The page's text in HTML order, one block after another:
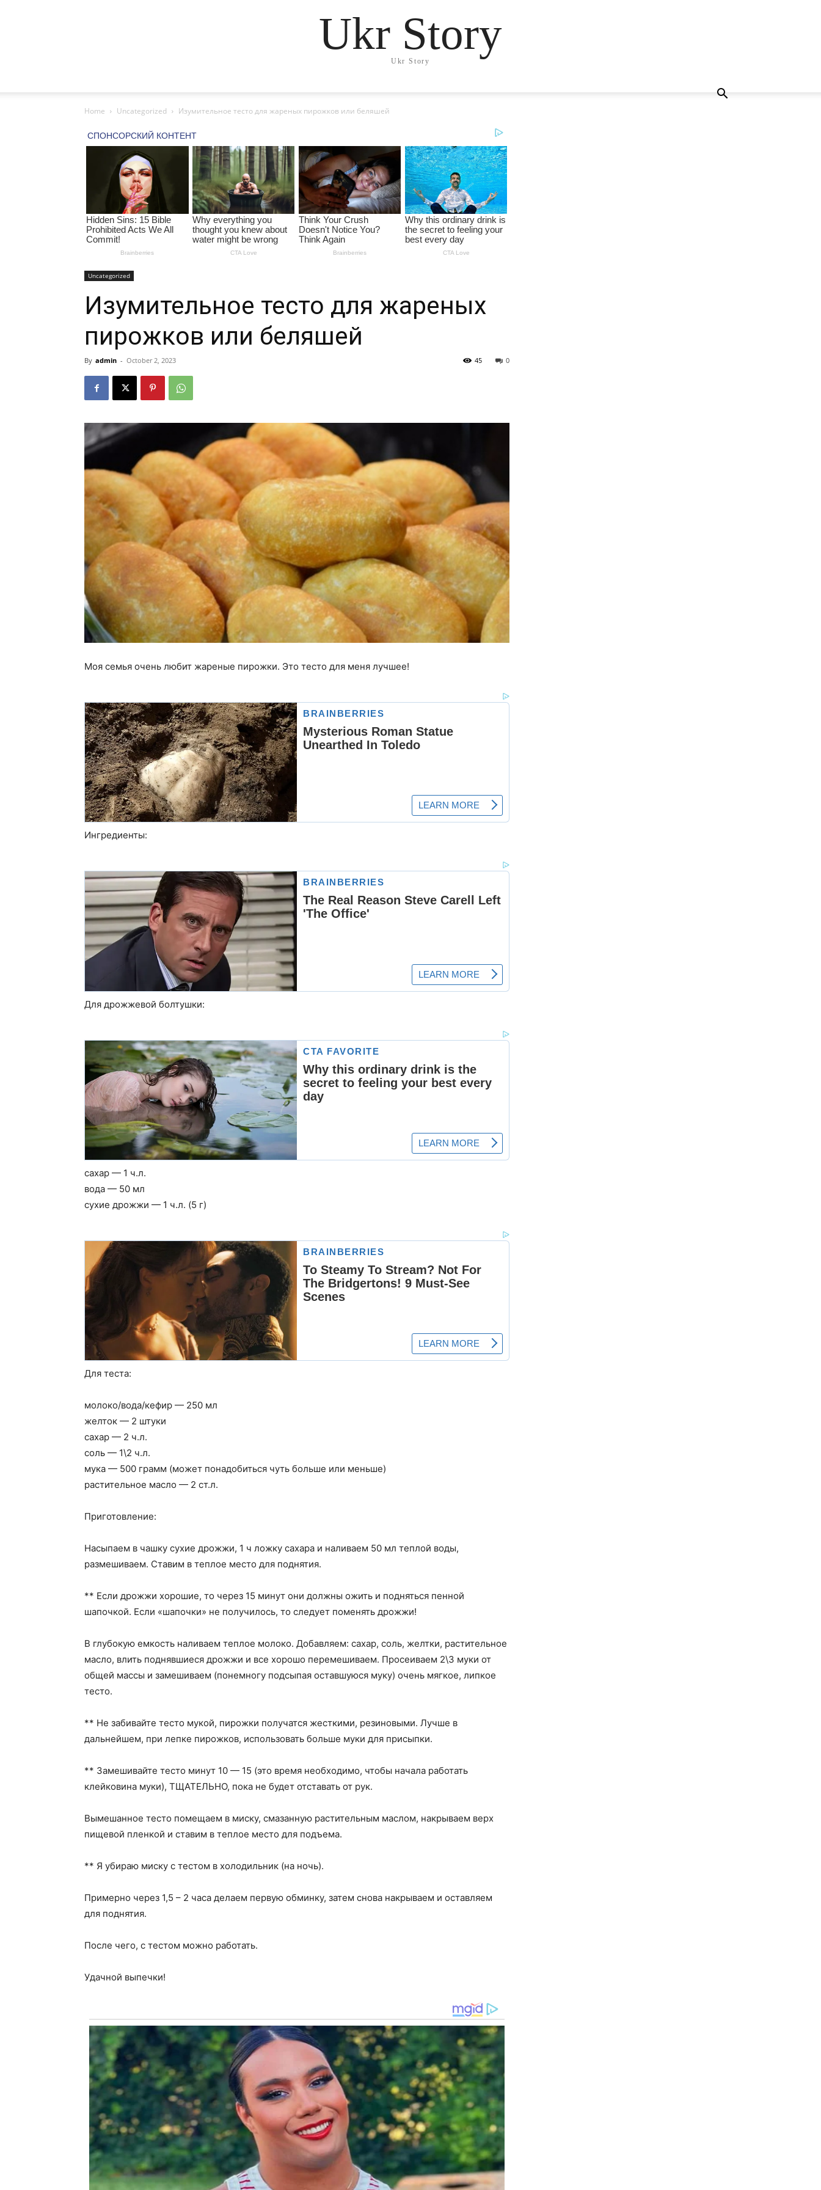
Ukr Story
Ukr Story
Home Uncategorized Изумительное тесто для жареных пирожков или беляшей
Uncategorized
Изумительное тесто для жареных
пирожков или беляшей
By admin - October 2, 2023 0
45
Моя семья очень любит жареные пирожки. Это тесто для меня лучшее!
Ингредиенты:
Для дрожжевой болтушки:
сахар — 1 ч.л.
вода — 50 мл
сухие дрожжи — 1 ч.л. (5 г)
Для теста:
молоко/вода/кефир — 250 мл
желток — 2 штуки
сахар — 2 ч.л.
соль — 1\2 ч.л.
мука — 500 грамм (может понадобиться чуть больше или меньше)
растительное масло — 2 ст.л.
Приготовление:
Насыпаем в чашку сухие дрожжи, 1 ч ложку сахара и наливаем 50 мл теплой воды,
размешиваем. Ставим в теплое место для поднятия.
** Если дрожжи хорошие, то через 15 минут они должны ожить и подняться пенной
шапочкой. Если «шапочки» не получилось, то следует поменять дрожжи!
В глубокую емкость наливаем теплое молоко. Добавляем: сахар, соль, желтки, растительное
масло, влить поднявшиеся дрожжи и все хорошо перемешиваем. Просеиваем 2\3 муки от
общей массы и замешиваем (понемногу подсыпая оставшуюся муку) очень мягкое, липкое
тесто.
** Не забивайте тесто мукой, пирожки получатся жесткими, резиновыми. Лучше в
дальнейшем, при лепке пирожков, использовать больше муки для присыпки.
** Замешивайте тесто минут 10 — 15 (это время необходимо, чтобы начала работать
клейковина муки), ТЩАТЕЛЬНО, пока не будет отставать от рук.
Вымешанное тесто помещаем в миску, смазанную растительным маслом, накрываем верх
пищевой пленкой и ставим в теплое место для подъема.
** Я убираю миску с тестом в холодильник (на ночь).
Примерно через 1,5 – 2 часа делаем первую обминку, затем снова накрываем и оставляем
для поднятия.
После чего, с тестом можно работать.
Удачной выпечки!